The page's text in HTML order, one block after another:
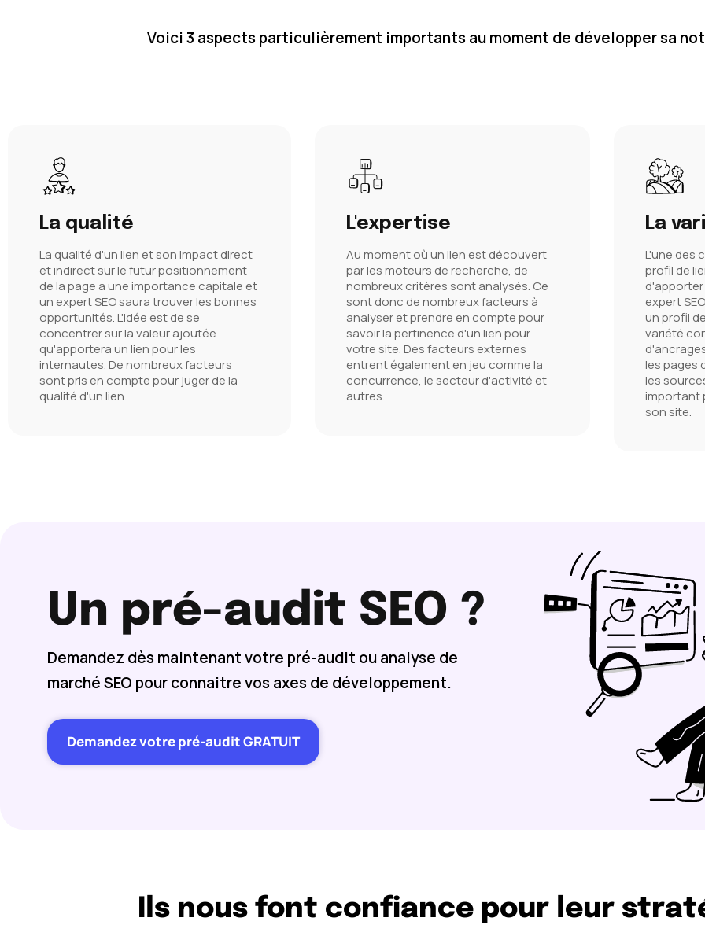
Voici 3 aspects particulièrement importants au moment de développer sa
La qualité
La qualité d'un lien et son impact direct
et indirect sur le futur positionnement
de la page a une importance capitale et
un expert SEO saura trouver les bonnes
opportunités. L'idée est de se
concentrer sur la valeur ajoutée
qu'apportera un lien pour les
internautes. De nombreux facteurs
sont pris en compte pour juger de la
qualité d'un lien.
L'expertise
Au moment où un lien est découvert
par les moteurs de recherche, de
nombreux critères sont analysés. Ce
sont donc de nombreux facteurs à
analyser et prendre en compte pour
savoir la pertinence d'un lien pour
votre site. Des facteurs externes
entrent également en jeu comme la
concurrence, le secteur d'activité et
autres.
La
L'une des
profil de
d'apporter
expert
un profil
variété
les pages
les
important
son site.
Un pré-audit SEO ?
Demandez dès maintenant votre pré-audit ou analyse de
marché SEO pour connaitre vos axes de développement.
Demandez votre pré-audit GRATUIT
Ils nous font confiance pour leur